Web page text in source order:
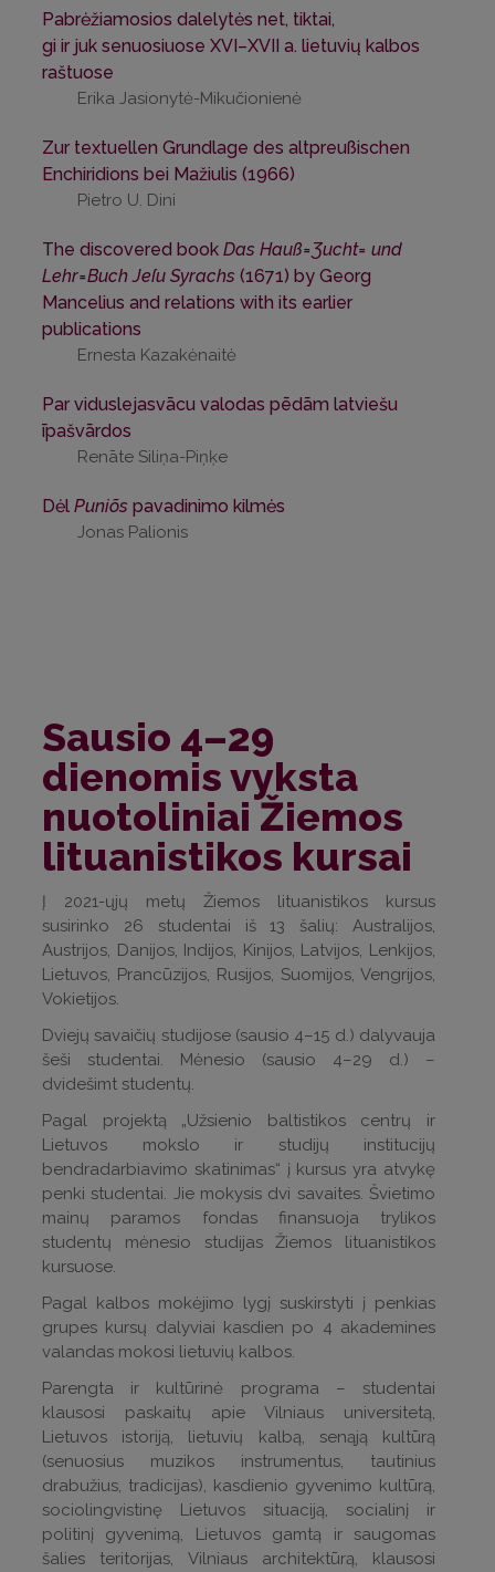
Pabrėžiamosios dalelytės net, tiktai,
gi ir juk senuosiuose XVI–XVII a. lietuvių kalbos
raštuose
Erika Jasionytė-Mikučionienė
Zur textuellen Grundlage des altpreußischen
Enchiridions bei Mažiulis (1966)
Pietro U. Dini
The discovered book Das Hauß=Ʒucht= und
Lehr=Buch Jeſu Syrachs (1671) by Georg
Mancelius and relations with its earlier
publications
Ernesta Kazakėnaitė
Par viduslejasvācu valodas pēdām latviešu
īpašvārdos
Renāte Siliņa-Piņķe
Dėl Puniõs pavadinimo kilmės
Jonas Palionis
Sausio 4–29
dienomis vyksta
nuotoliniai Žiemos
lituanistikos kursai
Į 2021-ųjų metų Žiemos lituanistikos kursus
susirinko 26 studentai iš 13 šalių: Australijos,
Austrijos, Danijos, Indijos, Kinijos, Latvijos, Lenkijos,
Lietuvos, Prancūzijos, Rusijos, Suomijos, Vengrijos,
Vokietijos.
Dviejų savaičių studijose (sausio 4–15 d.) dalyvauja
šeši studentai. Mėnesio (sausio 4–29 d.) –
dvidešimt studentų.
Pagal projektą „Užsienio baltistikos centrų ir
Lietuvos mokslo ir studijų institucijų
bendradarbiavimo skatinimas“ į kursus yra atvykę
penki studentai. Jie mokysis dvi savaites. Švietimo
mainų paramos fondas finansuoja trylikos
studentų mėnesio studijas Žiemos lituanistikos
kursuose.
Pagal kalbos mokėjimo lygį suskirstyti į penkias
grupes kursų dalyviai kasdien po 4 akademines
valandas mokosi lietuvių kalbos.
Parengta ir kultūrinė programa – studentai
klausosi paskaitų apie Vilniaus universitetą,
Lietuvos istoriją, lietuvių kalbą, senąją kultūrą
(senuosius muzikos instrumentus, tautinius
drabužius, tradicijas), kasdienio gyvenimo kultūrą,
sociolingvistinę Lietuvos situaciją, socialinį ir
politinį gyvenimą, Lietuvos gamtą ir saugomas
šalies teritorijas, Vilniaus architektūrą, klausosi